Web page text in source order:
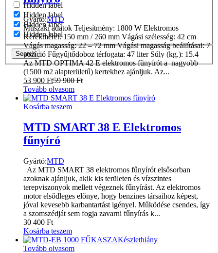
Hidden label
Hidden label
Hidden label
Hidden label
Search
Gyártó:MTD
Műszaki adatok Teljesítmény: 1800 W Elektromos
Kerékméret: 150 mm / 260 mm Vágási szélesség: 42 cm
Vágás magasság: 22 – 72 mm Vágási magasság beállításai: 7
pozíció Fűgyűjtődoboz térfogata: 47 liter Súly (kg.): 15.4
Az MTD OPTIMA 42 E elektromos fűnyírót a nagyobb
(1500 m2 alapterületű) kertekhez ajánljuk. Az...
53 900 Ft59 900Ft
Tovább olvasom
Kosárba teszem
MTD SMART 38 E Elektromos
fűnyíró
Gyártó:MTD
Az MTD SMART 38 elektromos fűnyírót elsősorban
azoknak ajánljuk, akik kis területen és vízszintes
terepviszonyok mellett végeznek fűnyírást. Az elektromos
motor elsődleges előnye, hogy benzines társaihoz képest,
jóval kevesebb karbantartást igényel. Működése csendes, így
a szomszédját sem fogja zavarni fűnyírás k...
30 400 Ft
Kosárba teszem
Készlethiány
Tovább olvasom